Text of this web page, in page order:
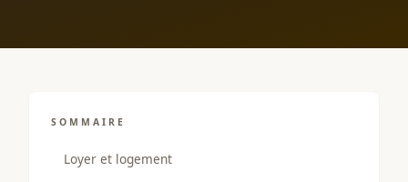
SOMMAIRE
Loyer et logement